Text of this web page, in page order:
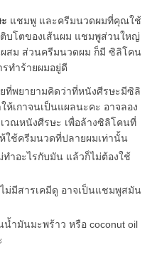
แชมพู และครีมนวดผมที่คุณใช้
ติบโตของเส้นผม แชมพูส่วนใหญ่
สม ส่วนครีมนวดผม ก็มี ซิลิโคน
ทำร้ายผมอยู่ดี
ที่พยายามคิดว่าที่หนังศีรษะมีซิลิ
เกาจนเป็นแผลนะคะ อาจลอง
วณหนังศีรษะ เพื่อล้างซิลิโคนที่
ใช้ครีมนวดที่ปลายผมเท่านั้น
ทำอะไรกับมัน แล้วก็ไม่ต้องใช้
มีสารเคมีดู อาจเป็นแชมพูสมัน
ำมันมะพร้าว หรือ coconut oil